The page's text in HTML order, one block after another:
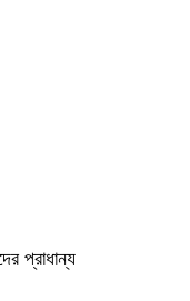
প্রাধান্য